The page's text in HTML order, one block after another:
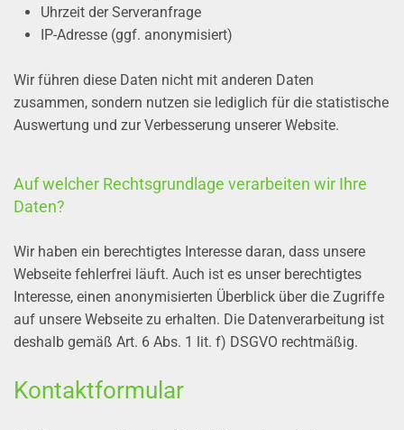
Uhrzeit der Serveranfrage
IP-Adresse (ggf. anonymisiert)
Wir führen diese Daten nicht mit anderen Daten
zusammen, sondern nutzen sie lediglich für die statistische
Auswertung und zur Verbesserung unserer Website.
Auf welcher Rechtsgrundlage verarbeiten wir Ihre
Daten?
Wir haben ein berechtigtes Interesse daran, dass unsere
Webseite fehlerfrei läuft. Auch ist es unser berechtigtes
Interesse, einen anonymisierten Überblick über die Zugriffe
auf unsere Webseite zu erhalten. Die Datenverarbeitung ist
deshalb gemäß Art. 6 Abs. 1 lit. f) DSGVO rechtmäßig.
Kontaktformular